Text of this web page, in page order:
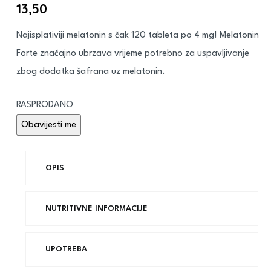
13,50
Najisplativiji melatonin s čak 120 tableta po 4 mg! Melatonin
Forte značajno ubrzava vrijeme potrebno za uspavljivanje
zbog dodatka šafrana uz melatonin.
RASPRODANO
OPIS
NUTRITIVNE INFORMACIJE
UPOTREBA